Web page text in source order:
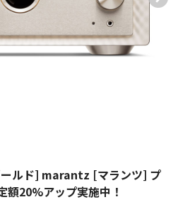
ルド] marantz [マランツ] プ
額20%アップ実施中！